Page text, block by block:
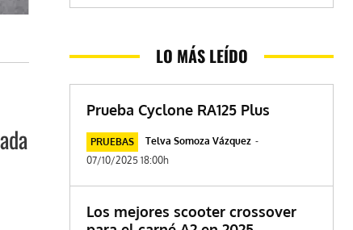
LO MÁS LEÍDO
Prueba Cyclone RA125 Plus
PRUEBAS Telva Somoza Vázquez -
07/10/2025 18:00h
Los mejores scooter crossover